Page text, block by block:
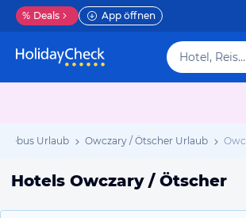
% Deals App öffnen
Hotel, Reiseziel
Lebus Urlaub Owczary / Ötscher Urlaub
Hotels Owczary / Ötscher